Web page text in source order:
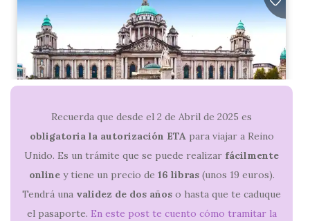
Recuerda que desde el 2 de Abril de 2025 es
obligatoria la autorización ETApara viajar a Reino
Unido. Es un trámite que se puede realizar fácilmente
onliney tiene un precio de 16 libras(unos 19 euros).
Tendrá una validez de dos años o hasta que te caduque
el pasaporte. En este post te cuento cómo tramitar la